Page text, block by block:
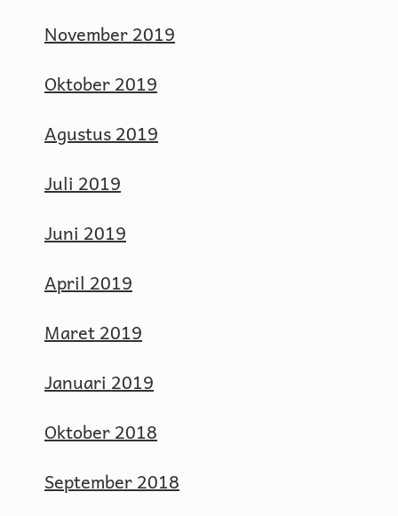
November 2019
Oktober 2019
Agustus 2019
Juli 2019
Juni 2019
April 2019
Maret 2019
Januari 2019
Oktober 2018
September 2018